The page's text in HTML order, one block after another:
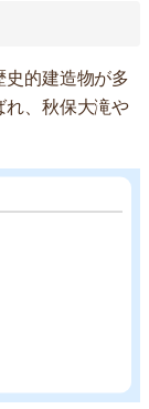
史的建造物が多
れ、秋保大滝や